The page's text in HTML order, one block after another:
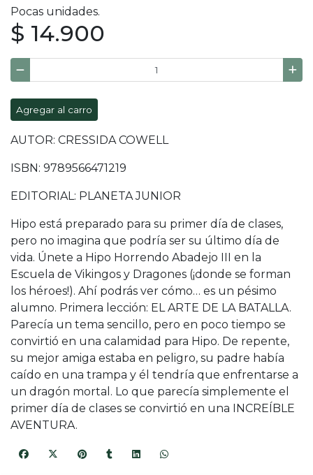
Pocas unidades.
$ 14.900
Agregar al carro
AUTOR: CRESSIDA COWELL
ISBN: 9789566471219
EDITORIAL: PLANETA JUNIOR
Hipo está preparado para su primer día de clases,
pero no imagina que podría ser su último día de
vida. Únete a Hipo Horrendo Abadejo III en la
Escuela de Vikingos y Dragones (¡donde se forman
los héroes!). Ahí podrás ver cómo… es un pésimo
alumno. Primera lección: EL ARTE DE LA BATALLA.
Parecía un tema sencillo, pero en poco tiempo se
convirtió en una calamidad para Hipo. De repente,
su mejor amiga estaba en peligro, su padre había
caído en una trampa y él tendría que enfrentarse a
un dragón mortal. Lo que parecía simplemente el
primer día de clases se convirtió en una INCREÍBLE
AVENTURA.